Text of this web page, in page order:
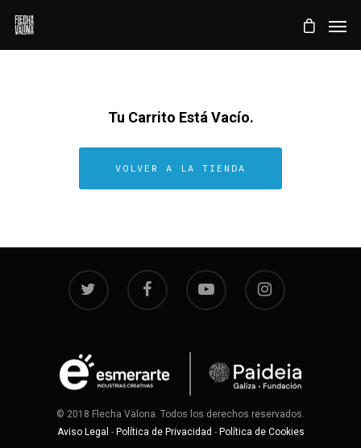
Tu Carrito Está Vacío.
VOLVER A LA TIENDA
© 2018 Flecha Valona. Todos los derechos reservados.
Aviso Legal - Política de Privacidad - Política de Cookies